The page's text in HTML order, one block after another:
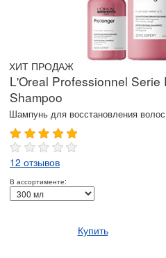
ХИТ ПРОДАЖ
L'Oreal Professionnel
Shampoo
Шампунь для восстановления
12 отзывов
В ассортименте:
Купить